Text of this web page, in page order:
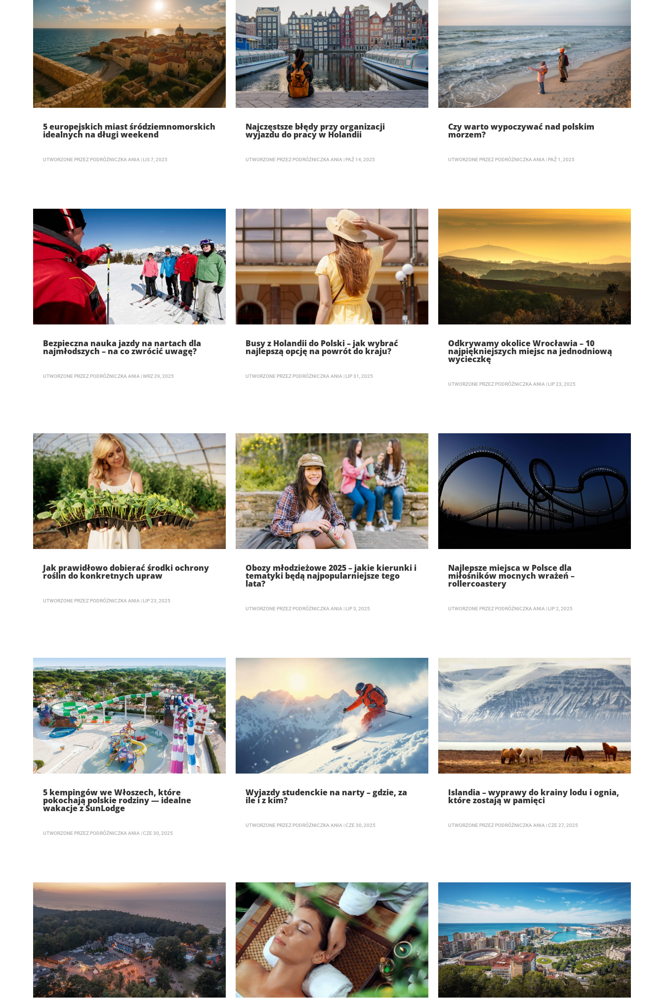
5 europejskich miast śródziemnomorskich
idealnych na długi weekend
UTWORZONE PRZEZ PODRÓŻNICZKA ANIA | LIS 7, 2025
Najczęstsze błędy przy organizacji
wyjazdu do pracy w Holandii
UTWORZONE PRZEZ PODRÓŻNICZKA ANIA | PAŹ 14, 2025
Czy warto wypoczywać nad polskim
morzem?
UTWORZONE PRZEZ PODRÓŻNICZKA ANIA | PAŹ 1, 2025
Bezpieczna nauka jazdy na nartach dla
najmłodszych – na co zwrócić uwagę?
UTWORZONE PRZEZ PODRÓŻNICZKA ANIA |WRZ 29, 2025
Busy z Holandii do Polski – jak wybrać
najlepszą opcję na powrót do kraju?
UTWORZONE PRZEZ PODRÓŻNICZKA ANIA | LIP 31, 2025
Odkrywamy okolice Wrocławia – 10
najpiękniejszych miejsc na jednodniową
wycieczkę
UTWORZONE PRZEZ PODRÓŻNICZKA ANIA | LIP 23, 2025
Jak prawidłowo dobierać środki ochrony
roślin do konkretnych upraw
UTWORZONE PRZEZ PODRÓŻNICZKA ANIA | LIP 23, 2025
Obozy młodzieżowe 2025 – jakie kierunki i
tematyki będą najpopularniejsze tego
lata?
UTWORZONE PRZEZ PODRÓŻNICZKA ANIA | LIP 3, 2025
Najlepsze miejsca w Polsce dla
miłośników mocnych wrażeń –
rollercoastery
UTWORZONE PRZEZ PODRÓŻNICZKA ANIA | LIP 2, 2025
5 kempingów we Włoszech, które
pokochają polskie rodziny — idealne
wakacje z SunLodge
UTWORZONE PRZEZ PODRÓŻNICZKA ANIA |CZE 30, 2025
Wyjazdy studenckie na narty – gdzie, za
ile i z kim?
UTWORZONE PRZEZ PODRÓŻNICZKA ANIA |CZE 30, 2025
Islandia – wyprawy do krainy lodu i ognia,
które zostają w pamięci
UTWORZONE PRZEZ PODRÓŻNICZKA ANIA |CZE 27, 2025